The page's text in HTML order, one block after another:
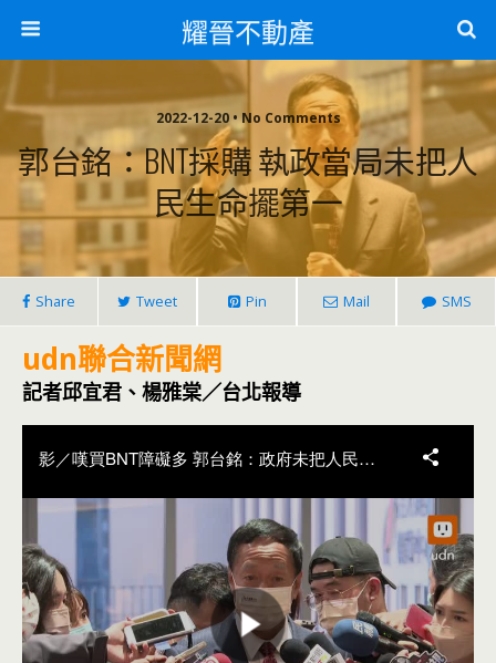
耀晉不動產
2022-12-20 • No Comments
郭台銘：BNT採購 執政當局未把人
民生命擺第一
Share Tweet Pin Mail SMS
udn聯合新聞網
記者邱宜君、楊雅棠／台北報導